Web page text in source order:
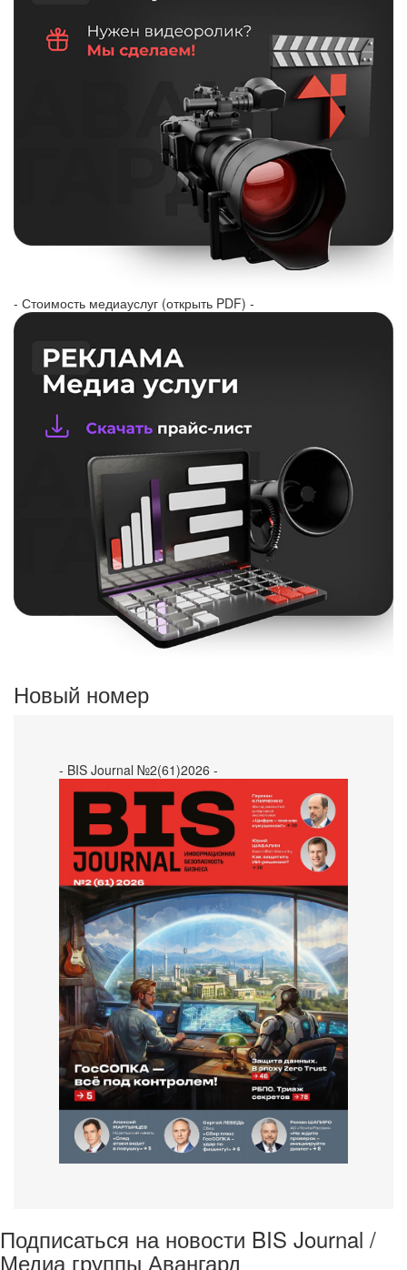
- Стоимость медиауслуг (открыть PDF) -
Новый номер
- BIS Journal №2(61)2026 -
Подписаться на новости BIS Journal /
Медиа группы Авангард